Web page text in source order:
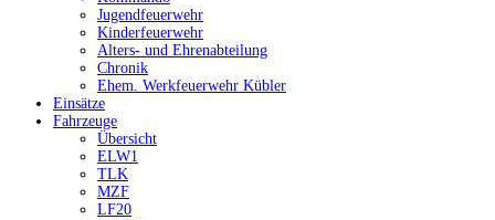
Jugendfeuerwehr
Kinderfeuerwehr
Alters- und Ehrenabteilung
Chronik
Ehem. Werkfeuerwehr Kübler
Einsätze
Fahrzeuge
Übersicht
ELW1
TLK
MZF
LF20